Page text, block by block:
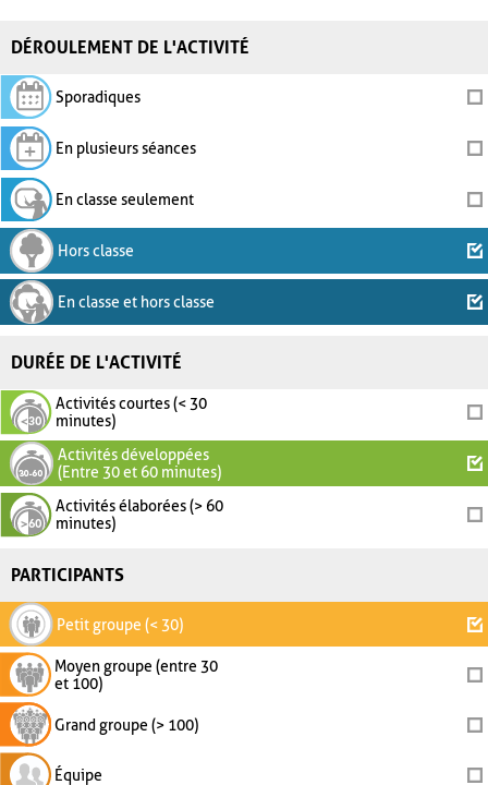
DÉROULEMENT DE L'ACTIVITÉ
Sporadiques
En plusieurs séances
En classe seulement
Hors classe
En classe et hors classe
DURÉE DE L'ACTIVITÉ
Activités courtes (< 30
minutes)
Activités développées
(Entre 30 et 60 minutes)
Activités élaborées (> 60
minutes)
PARTICIPANTS
Petit groupe (< 30)
Moyen groupe (entre 30
et 100)
Grand groupe (> 100)
Équipe